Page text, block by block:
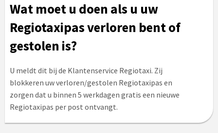
Wat moet u doen als u uw
Regiotaxipas verloren bent of
gestolen is?
U meldt dit bij de Klantenservice Regiotaxi. Zij
blokkeren uw verloren/gestolen Regiotaxipas en
zorgen dat u binnen 5 werkdagen gratis een nieuwe
Regiotaxipas per post ontvangt.